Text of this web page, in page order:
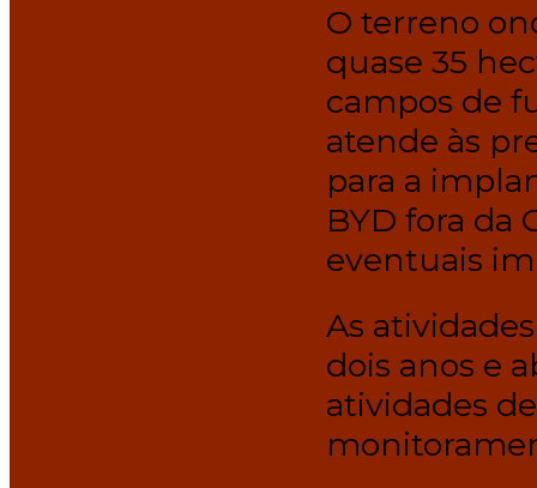
O terreno
quase 35
campos de
atende às
para a
BYD fora da
eventuais
As
dois anos e
atividades